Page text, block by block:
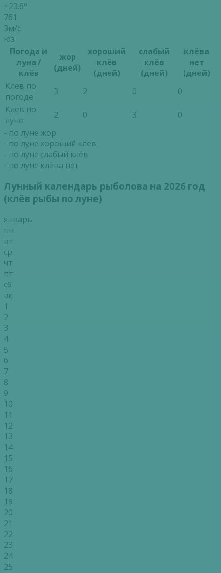
+23.6°
761
3м/с
юз
Погода и
луна /
клёв
жор
(дней)
хороший
клёв
(дней)
слабый
клёв
(дней)
клёва
нет
(дней)
Клёв по
погоде
3 2 0
0
Клёв по
луне
2 0 3
0
- по луне жор
- по луне хороший клёв
- по луне слабый клёв
- по луне клёва нет
Лунный календарь рыболова на 2026 год
(клёв рыбы по луне)
январь
пн
вт
ср
чт
пт
сб
вс
1
2
3
4
5
6
7
8
9
10
11
12
13
14
15
16
17
18
19
20
21
22
23
24
25